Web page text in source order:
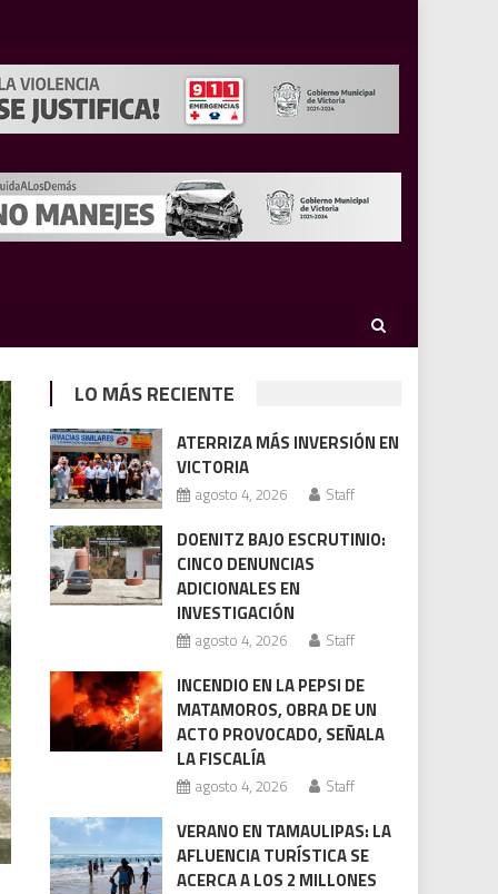
LO MÁS RECIENTE
ATERRIZA MÁS INVERSIÓN EN
VICTORIA
agosto 4, 2026 Staff
DOENITZ BAJO ESCRUTINIO:
CINCO DENUNCIAS
ADICIONALES EN
INVESTIGACIÓN
agosto 4, 2026 Staff
INCENDIO EN LA PEPSI DE
MATAMOROS, OBRA DE UN
ACTO PROVOCADO, SEÑALA
LA FISCALÍA
agosto 4, 2026 Staff
VERANO EN TAMAULIPAS: LA
AFLUENCIA TURÍSTICA SE
ACERCA A LOS 2 MILLONES